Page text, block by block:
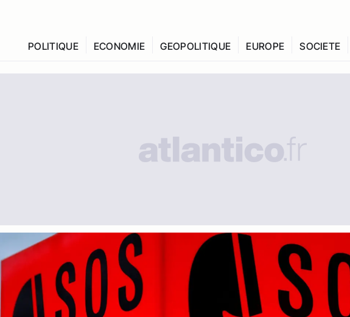
POLITIQUE ECONOMIE GEOPOLITIQUE EUROPE SOCIETE